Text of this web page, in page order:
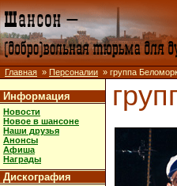
Главная » Персоналии » группа
Информация
Новости
Новое в шансоне
Наши друзья
Анонсы
Афиша
Награды
Дискография